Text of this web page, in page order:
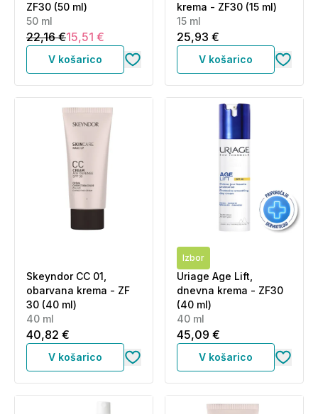
ZF30 (50 ml)
50 ml
22,16 €15,51 €
V košarico
krema - ZF30 (15 ml)
15 ml
25,93 €
V košarico
Skeyndor CC 01,
obarvana krema - ZF
30 (40 ml)
40 ml
40,82 €
V košarico
Izbor
Uriage Age Lift,
dnevna krema - ZF30
(40 ml)
40 ml
45,09 €
V košarico